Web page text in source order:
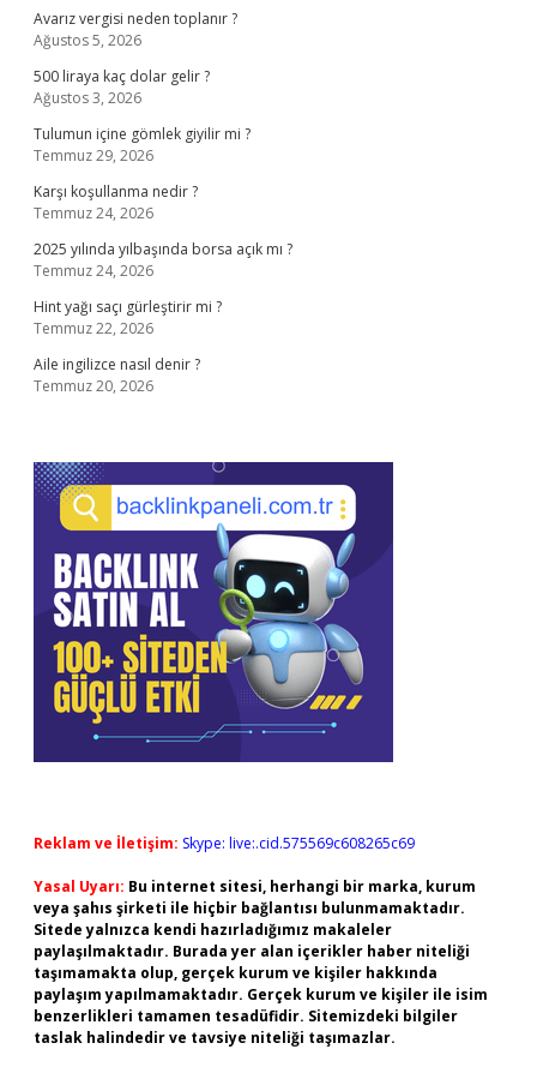
Avarız vergisi neden toplanır ?
Ağustos 5, 2026
500 liraya kaç dolar gelir ?
Ağustos 3, 2026
Tulumun içine gömlek giyilir mi ?
Temmuz 29, 2026
Karşı koşullanma nedir ?
Temmuz 24, 2026
2025 yılında yılbaşında borsa açık mı ?
Temmuz 24, 2026
Hint yağı saçı gürleştirir mi ?
Temmuz 22, 2026
Aile ingilizce nasıl denir ?
Temmuz 20, 2026
Reklam ve İletişim: Skype: live:.cid.575569c608265c69
Yasal Uyarı: Bu internet sitesi, herhangi bir marka, kurum
veya şahıs şirketi ile hiçbir bağlantısı bulunmamaktadır.
Sitede yalnızca kendi hazırladığımız makaleler
paylaşılmaktadır. Burada yer alan içerikler haber niteliği
taşımamakta olup, gerçek kurum ve kişiler hakkında
paylaşım yapılmamaktadır. Gerçek kurum ve kişiler ile isim
benzerlikleri tamamen tesadüfidir. Sitemizdeki bilgiler
taslak halindedir ve tavsiye niteliği taşımazlar.